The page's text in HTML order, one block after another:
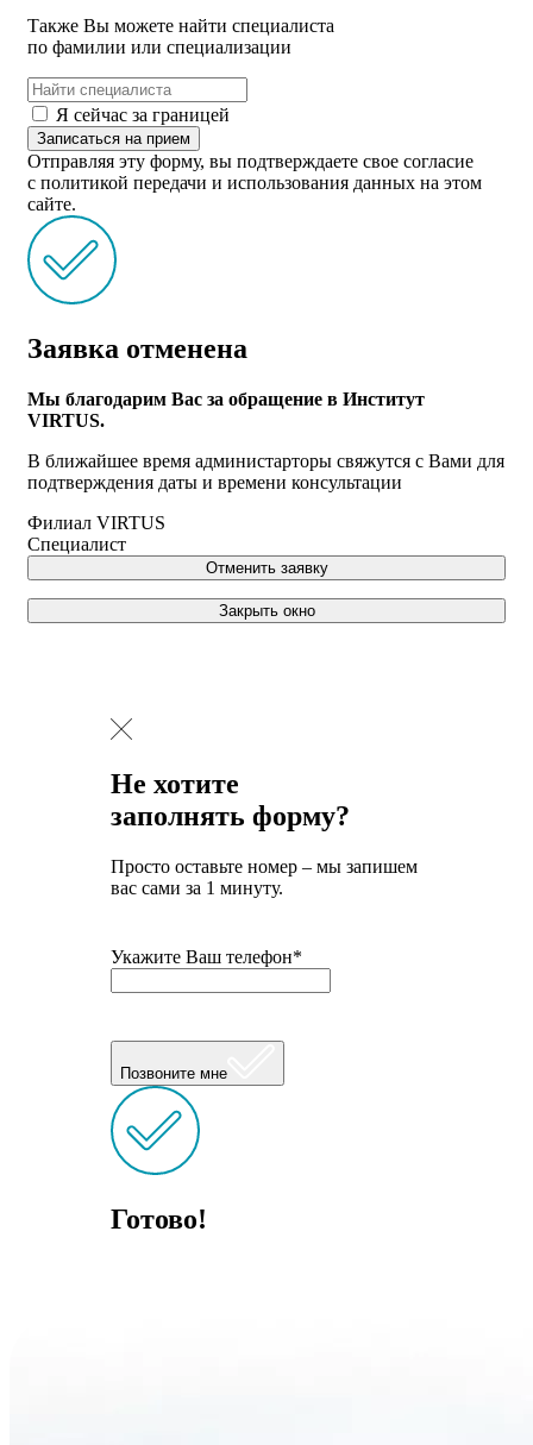
Также Вы можете найти специалиста
по фамилии или специализации
Я сейчас за границей
Записаться на прием
Отправляя эту форму, вы подтверждаете свое согласие
с политикой передачи и использования данных на этом
сайте.
Заявка отменена
Мы благодарим Вас за обращение в Институт
VIRTUS.
В ближайшее время администарторы свяжутся с Вами для
подтверждения даты и времени консультации
Филиал VIRTUS
Специалист
Отменить заявку
Закрыть окно
Не хотите
заполнять форму?
Просто оставьте номер – мы запишем
вас сами за 1 минуту.
Укажите Ваш телефон*
Позвоните мне
Готово!